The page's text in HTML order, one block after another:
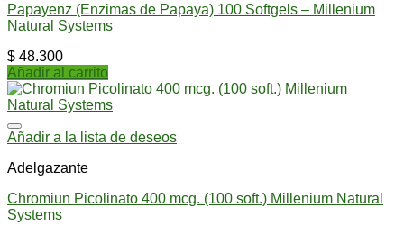
Papayenz (Enzimas de Papaya) 100 Softgels – Millenium
Natural Systems
$ 48.300
Añadir al carrito
Añadir a la lista de deseos
Adelgazante
Chromiun Picolinato 400 mcg. (100 soft.) Millenium Natural
Systems